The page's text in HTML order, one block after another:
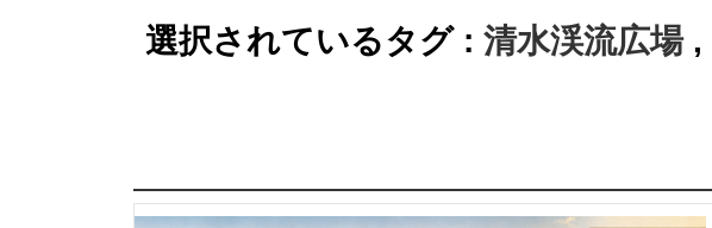
選択されているタグ : 清水渓流広場,